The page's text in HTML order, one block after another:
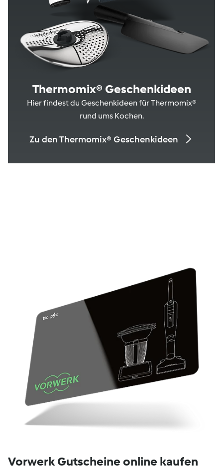
Thermomix® Geschenkideen
Hier findest du Geschenkideen für Thermomix®
rund ums Kochen.
Zu den Thermomix® Geschenkideen
Vorwerk Gutscheine online kaufen